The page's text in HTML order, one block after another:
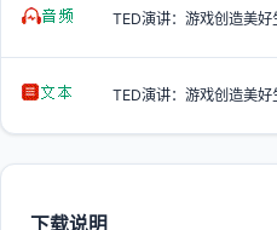
TED演讲：游戏创造美
TED演讲：游戏创造美
下载说明